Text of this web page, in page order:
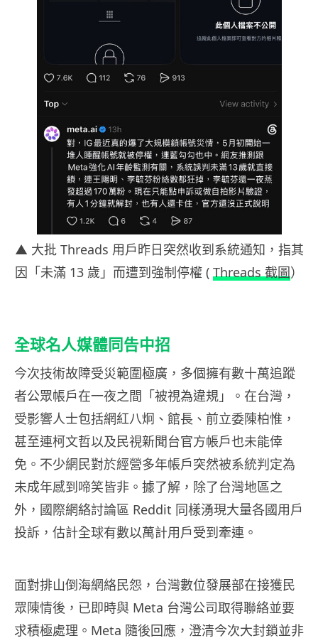
▲ 大批 Threads 用戶昨日突然收到系統通知，指其
因「未滿 13 歲」而遭到強制停權 ( Threads 截圖）
全球名人媒體同告中招
今次技術故障受災範圍極廣，多個擁有數十萬追蹤
者公眾帳戶在一夜之間「被視為違規」。在台灣，
受影響人士包括網紅八炯、館長、前立委陳柏惟，
甚至連柯文哲以及民視新聞台官方帳戶也未能倖
免。不少網民對於經營多年帳戶突然被系統判定為
未成年感到啼笑皆非。據了解，除了台灣地區之
外，國際網絡討論區 Reddit 同樣湧現大量各國用戶
投訴，估計全球有數以萬計用戶受到牽連。
面對排山倒海網絡民怨，台灣數位發展部在接獲民
眾陳情後，已即時與 Meta 台灣公司取得聯絡並要
求積極處理。Meta 隨後回應，澄清今次大封鎖並非